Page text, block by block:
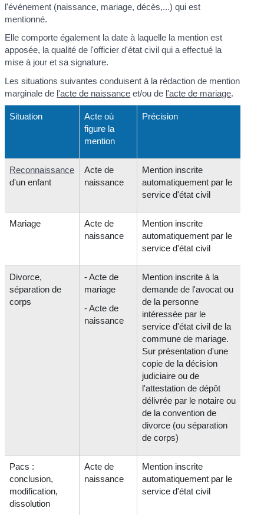
l'événement (naissance, mariage, décès,...) qui est
mentionné.
Elle comporte également la date à laquelle la mention est
apposée, la qualité de l'officier d'état civil qui a effectué la
mise à jour et sa signature.
Les situations suivantes conduisent à la rédaction de mention
marginale de l'acte de naissance et/ou de l'acte de mariage.
Situation
Acte où
figure la
mention
Précision
Reconnaissance
d'un enfant
Acte de
naissance
Mention inscrite
automatiquement par le
service d'état civil
Mariage
Acte de
naissance
Mention inscrite
automatiquement par le
service d'état civil
Divorce,
séparation de
corps
- Acte de
mariage
- Acte de
naissance
Mention inscrite à la
demande de l'avocat ou
de la personne
intéressée par le
service d'état civil de la
commune de mariage.
Sur présentation d'une
copie de la décision
judiciaire ou de
l'attestation de dépôt
délivrée par le notaire ou
de la convention de
divorce (ou séparation
de corps)
Pacs :
conclusion,
modification,
dissolution
Acte de
naissance
Mention inscrite
automatiquement par le
service d'état civil